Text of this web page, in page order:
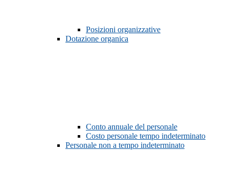
Posizioni organizzative
Dotazione organica
Conto annuale del personale
Costo personale tempo indeterminato
Personale non a tempo indeterminato